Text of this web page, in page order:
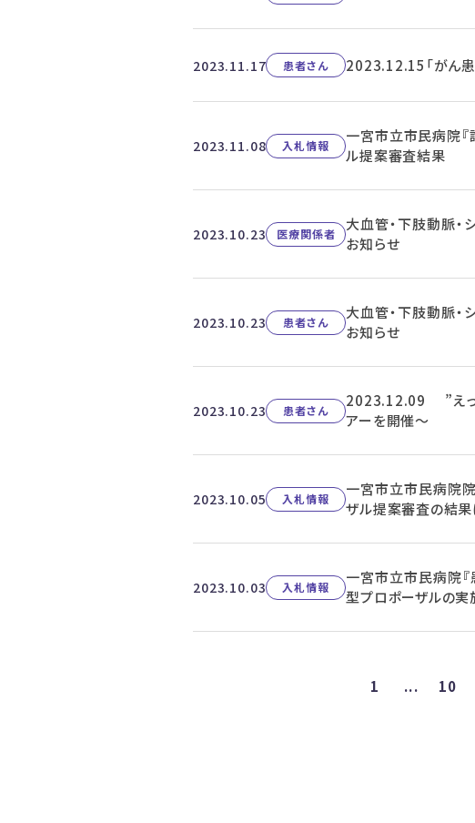
2023.11.17 患者さん 2023.12.15「がん患
2023.11.08 入札情報
一宮市立市民病院
ル提案審査結果
2023.10.23 医療関係者
大血管・下肢動脈・
お知らせ
2023.10.23 患者さん
大血管・下肢動脈・
お知らせ
2023.10.23 患者さん
2023.12.09 ”え
アーを開催～
2023.10.05 入札情報
一宮市立市民病院
ザル提案審査の結果
2023.10.03 入札情報
一宮市立市民病院『
型プロポーザルの実
1 ... 10